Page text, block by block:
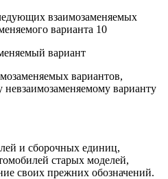
взаимозаменяемых
варианта 10
вариант
вариантов,
невзаимозаменяемому варианту
и сборочных единиц,
старых моделей,
своих прежних обозначений.